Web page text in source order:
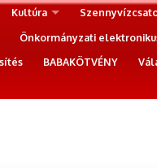
Kultúra
Önkormányzati
BABAKÖTVÉNY